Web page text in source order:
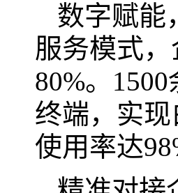
数字赋能
服务模式
80%。
终端，实
使用率达